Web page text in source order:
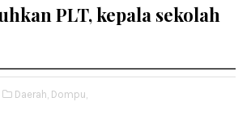
PLT, kepala sekolah
Daerah, Dompu,